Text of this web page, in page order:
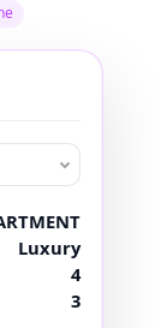
Luxury
4
3